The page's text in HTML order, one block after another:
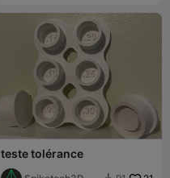
teste tolérance